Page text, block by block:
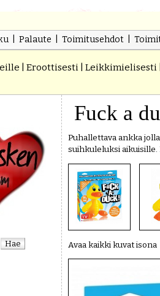
| Palaute Toimitusehdot
Eroottisesti Leikkimielisesti
Fuck a
Puhallettava ankka
suihkuleluksi aikuisille.
Avaa kaikki kuvat isona